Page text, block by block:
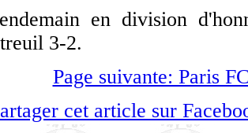
en division
3-2.
Page suivante: Paris
cet article sur